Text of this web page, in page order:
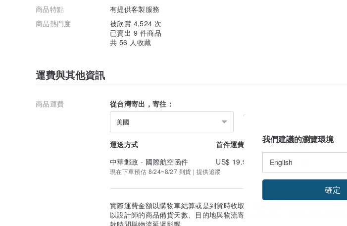
商品特點
有提供客製服務
商品熱門度
被欣賞 4,524 次
已賣出 9 件商品
共 56 人收藏
運費與其他資訊
商品運費 從台灣寄出，寄往：
美國
運送方式 首件運費
續件加收
中華郵政 - 國際航空函件
US$ 19.97 US$ 4.95
現在下單預估 8/24~8/27 到貨 | 提供追蹤
實際運費金額以購物車結算或是到貨時收取的金額為準。
以設計師的商品備貨天數、目的地與物流寄送天數估算。實際到貨日可能因付
我們建議的瀏覽環境
確定